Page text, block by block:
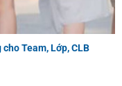
Team, Lớp, CLB